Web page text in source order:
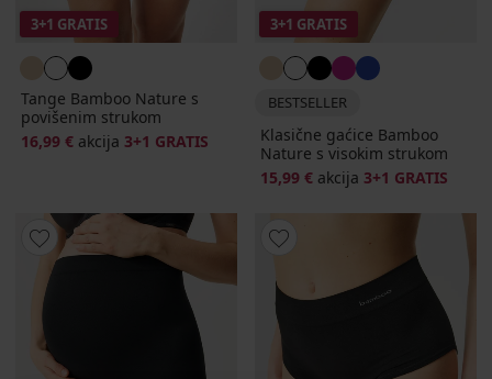
3+1 GRATIS
Tange Bamboo Nature s
povišenim strukom
16,99 € akcija 3+1 GRATIS
3+1 GRATIS
BESTSELLER
Klasične gaćice Bamboo
Nature s visokim strukom
15,99 € akcija 3+1 GRATIS